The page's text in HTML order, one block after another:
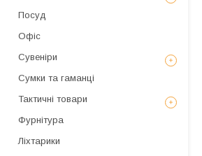
Посуд
Офіс
Сувеніри
Сумки та гаманці
Тактичні товари
Фурнітура
Ліхтарики